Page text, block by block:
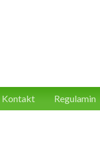
Kontakt Regulamin